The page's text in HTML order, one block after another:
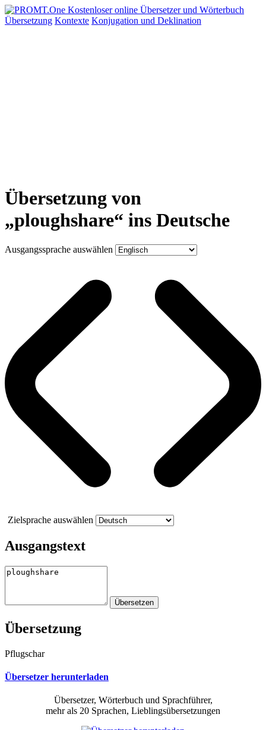
Übersetzung Kontexte Konjugation und Deklination
Übersetzung von
„ploughshare“ ins Deutsche
Ausgangssprache auswählen
Zielsprache auswählen
Ausgangstext
Übersetzung
Pflugschar
Übersetzer herunterladen
Übersetzer, Wörterbuch und Sprachführer,
mehr als 20 Sprachen, Lieblingsübersetzungen